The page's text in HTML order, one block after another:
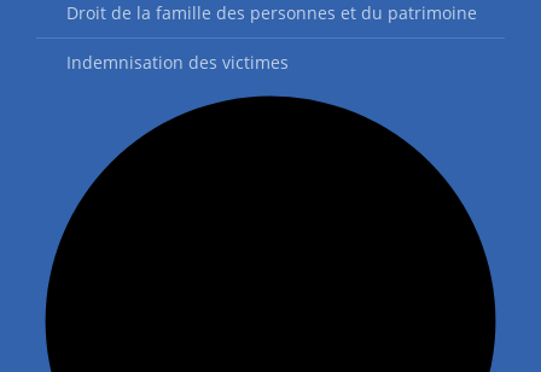
Droit de la famille des personnes et du patrimoine
Indemnisation des victimes